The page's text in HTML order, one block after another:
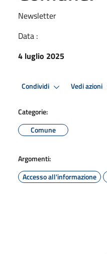
Newsletter
Data :
4 luglio 2025
Condividi Vedi azioni
Categorie:
Comune
Argomenti:
Accesso all'informazione